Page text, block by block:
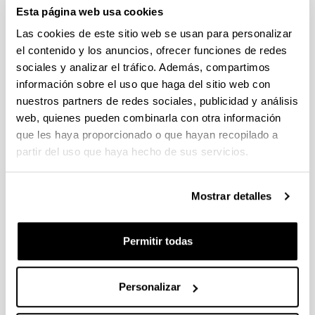
Esta página web usa cookies
Las cookies de este sitio web se usan para personalizar
el contenido y los anuncios, ofrecer funciones de redes
sociales y analizar el tráfico. Además, compartimos
información sobre el uso que haga del sitio web con
nuestros partners de redes sociales, publicidad y análisis
web, quienes pueden combinarla con otra información
que les haya proporcionado o que hayan recopilado a
partir del uso que haya hecho de sus servicios.
Mostrar detalles
Permitir todas
Personalizar
ALPHABET -Proyección pelicula y
mesa redonda
25/11/2015 - 25/11/2015
AMAMA. Proyeccion pelicula y mesa
redonda
26/11/2015 - 12/11/2015
redonda
16/12/2015 - 12/11/2015